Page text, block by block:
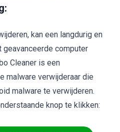
kan een langdurig en
computer
Cleaner is een
malware verwijderaar die
malware te verwijderen.
knop te klikken: